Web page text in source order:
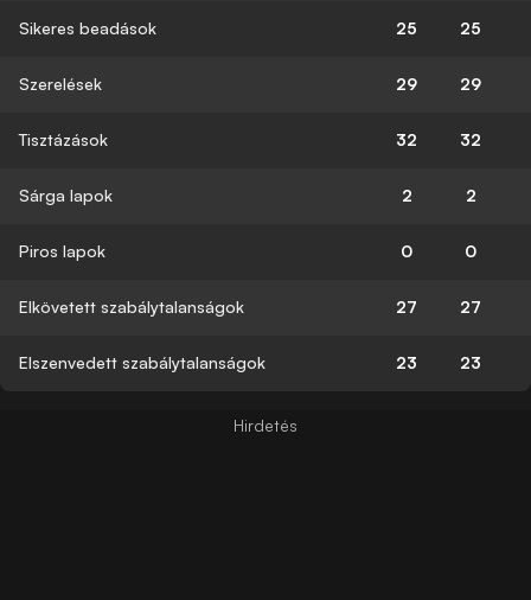
Sikeres beadások 25 25
Szerelések 29 29
Tisztázások 32 32
Sárga lapok 2 2
Piros lapok 0 0
Elkövetett szabálytalanságok 27 27
Elszenvedett szabálytalanságok 23 23